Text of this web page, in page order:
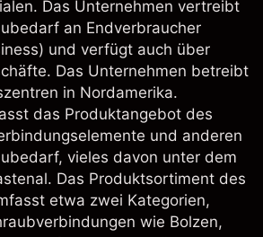
Das Unternehmen vertreibt
an Endverbraucher
und verfügt auch über
Das Unternehmen betreibt
in Nordamerika.
das Produktangebot des
und anderen
vieles davon unter dem
Das Produktsortiment des
etwa zwei Kategorien,
wie Bolzen,